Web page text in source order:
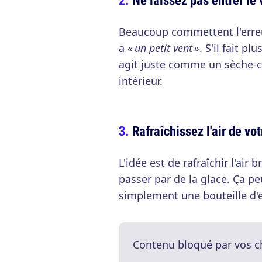
Beaucoup commettent
a « un petit vent ». S'il fait
agit juste comme un
intérieur.
Rafraîchissez l'air de
L'idée est de rafraîchir l'air
passer par de la glace. Ça
simplement une bouteille
Contenu bloqué par vos